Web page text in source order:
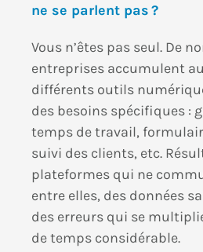
ne se parlent pas ?
Vous n’êtes pas seul. De
entreprises accumulent
différents outils
des besoins spécifiques :
temps de travail,
suivi des clients, etc.
plateformes qui ne
entre elles, des données
des erreurs qui se
de temps considérable.